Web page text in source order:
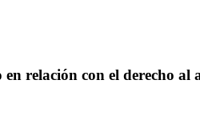
relación con el derecho al